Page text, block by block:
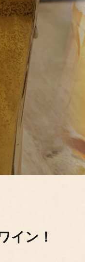
イン！